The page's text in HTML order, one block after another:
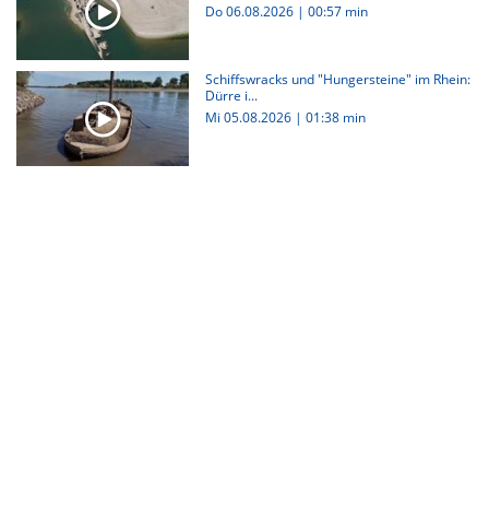
Do 06.08.2026 | 00:57 min
Schiffswracks und "Hungersteine" im Rhein:
Dürre i...
Mi 05.08.2026 | 01:38 min